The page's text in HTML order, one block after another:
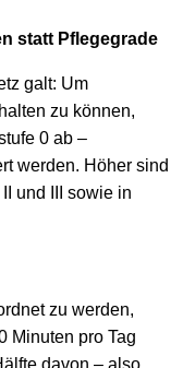
statt Pflegegrade
galt: Um
zu können,
0 ab –
werden. Höher sind
und III sowie in
zu werden,
Minuten pro Tag
davon – also